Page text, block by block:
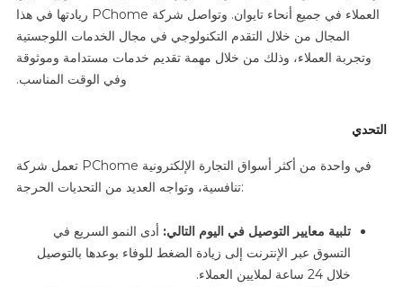
العملاء في جميع أنحاء تايوان. وتواصل شركة PChome ريادتها في هذا
المجال من خلال التقدم التكنولوجي في مجال الخدمات اللوجستية
وتجربة العملاء، وذلك من خلال مهمة تقديم خدمات مستدامة وموثوقة
وفي الوقت المناسب.
التحدي
تعمل شركة PChome في واحدة من أكثر أسواق التجارة الإلكترونية
تنافسية، وتواجه العديد من التحديات الحرجة:
تلبية معايير التوصيل في اليوم التالي: أدى النمو السريع في
التسوق عبر الإنترنت إلى زيادة الضغط للوفاء بوعدها بالتوصيل
خلال 24 ساعة لملايين العملاء.